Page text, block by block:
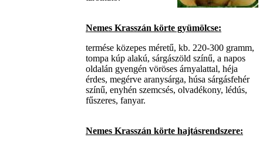
Nemes Krasszán körte gyümölcse:
termése közepes méretű, kb. 220-300 gramm,
tompa kúp alakú, sárgászöld színű, a napos
oldalán gyengén vöröses árnyalattal, héja
érdes, megérve aranysárga, húsa sárgásfehér
színű, enyhén szemcsés, olvadékony, lédús,
fűszeres, fanyar.
Nemes Krasszán körte hajtásrendszere: